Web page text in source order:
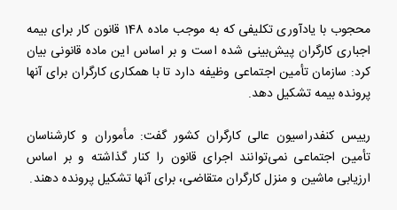
محجوب با یادآوری تکلیفی که به موجب ماده 148 قانون کار برای بیمه
اجباری کارگران پیش‌بینی شده است و بر اساس این ماده قانونی بیان
کرد: سازمان تأمین اجتماعی وظیفه دارد تا با همکاری کارگران برای آنها
پرونده بیمه تشکیل دهد.
رییس کنفدراسیون عالی کارگران کشور گفت: مأموران و کارشناسان
تأمین اجتماعی نمی‌توانند اجرای قانون را کنار گذاشته و بر اساس
ارزیابی ماشین و منزل کارگران متقاضی، برای آنها تشکیل پرونده دهند.